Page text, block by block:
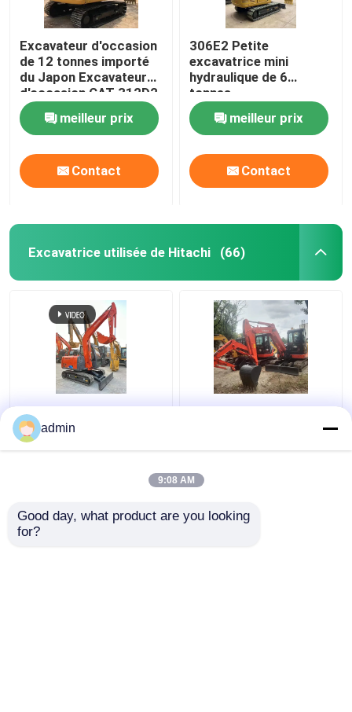
Excavateur d'occasion
de 12 tonnes importé
du Japon Excavateur
d'occasion CAT 312D2
meilleur prix
Contact
306E2 Petite
excavatrice mini
hydraulique de 6
tonnes
meilleur prix
Contact
Excavatrice utilisée de Hitachi (66)
ZX60 Hydraulique
utilisée Hitachi
Excavator facile à
La pelle usinée Hitachi
admin
9:08 AM
Good day, what product are you looking
for?